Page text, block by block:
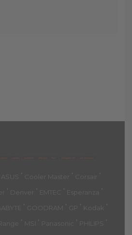
კალათა
ASUS ' Cooler Master ' Corsair '
' Denver ' EMTEC ' Esperanza '
' GOODRAM ' GP ' Kodak '
' MSI ' Panasonic ' PHILIPS '